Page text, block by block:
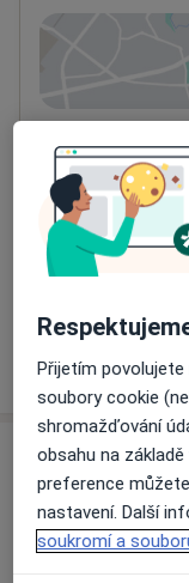
Co mám v
Způsoby platby
Na teto adrese
Názory
Přijetím
soubory cookie
shromažďování
obsahu na
preference
nastavení. Další
soukromí a